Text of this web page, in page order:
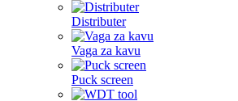
Distributer
Vaga za kavu
Puck screen